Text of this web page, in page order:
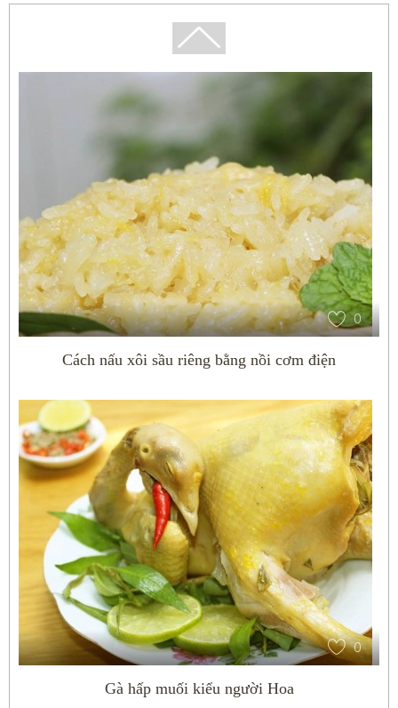
0
Cách nấu xôi sầu riêng bằng nồi cơm điện
0
Gà hấp muối kiểu người Hoa